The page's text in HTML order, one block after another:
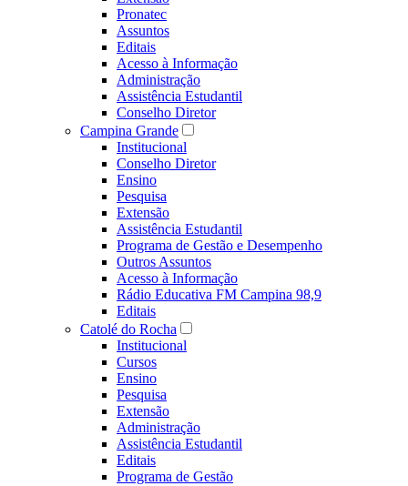
Pronatec
Assuntos
Editais
Acesso à Informação
Administração
Assistência Estudantil
Conselho Diretor
Campina Grande
Institucional
Conselho Diretor
Ensino
Pesquisa
Extensão
Assistência Estudantil
Programa de Gestão e Desempenho
Outros Assuntos
Acesso à Informação
Rádio Educativa FM Campina 98,9
Editais
Catolé do Rocha
Institucional
Cursos
Ensino
Pesquisa
Extensão
Administração
Assistência Estudantil
Editais
Programa de Gestão